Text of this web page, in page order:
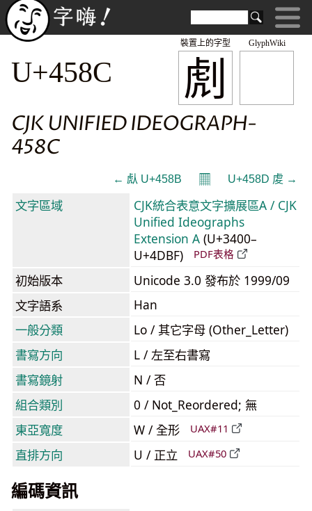
GlyphWiki
䖌
裝置上的字型
U+458C
CJK UNIFIED IDEOGRAPH-
458C
← 䖋 U+458B 𝄜 U+458D 䖍 →
文字區域
CJK統合表意文字擴展區A / CJK
Unified Ideographs
Extension A (U+3400–
U+4DBF)
PDF表格
初始版本
Unicode 3.0 發布於 1999/09
文字語系
Han
一般分類
Lo / 其它字母 (Other_Letter)
書寫方向
L / 左至右書寫
書寫鏡射
N / 否
組合類別
0 / Not_Reordered; 無
東亞寬度
W / 全形 UAX#11
直排方向 U / 正立 UAX#50
編碼資訊